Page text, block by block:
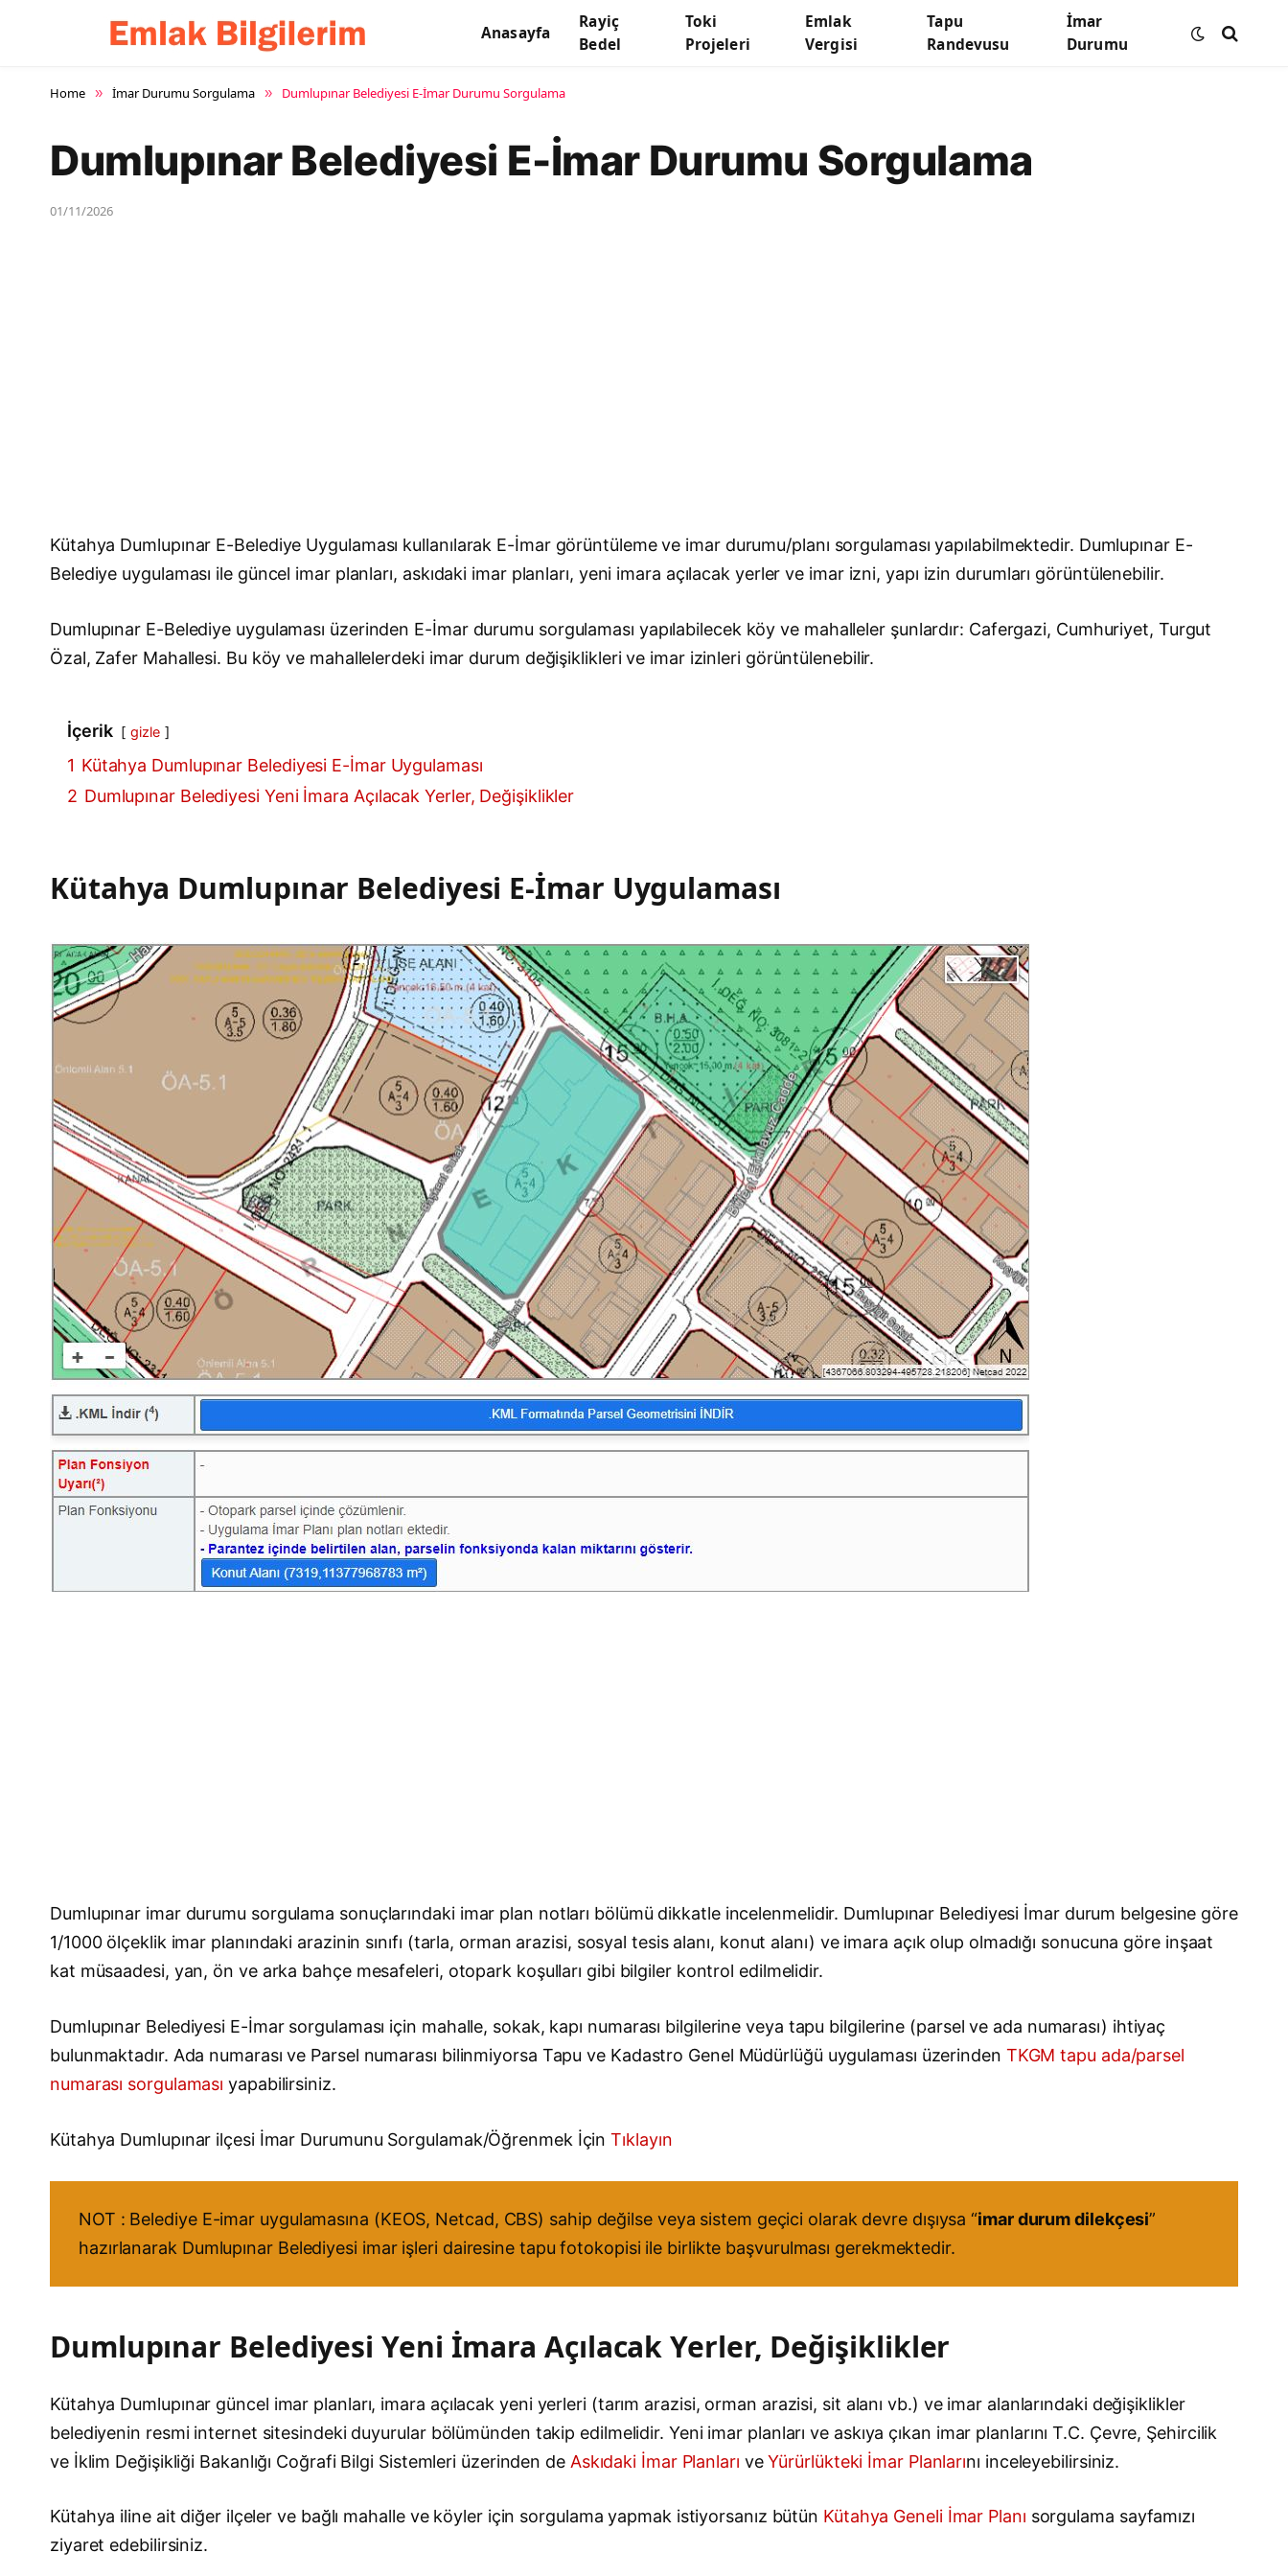
Anasayfa
Rayiç
Bedel
Toki
Projeleri
Emlak
Vergisi
Tapu
Randevusu
İmar
Durumu
Home » İmar Durumu Sorgulama » Dumlupınar Belediyesi E-İmar Durumu Sorgulama
Dumlupınar Belediyesi E-İmar Durumu Sorgulama
01/11/2026
Kütahya Dumlupınar E-Belediye Uygulaması kullanılarak E-İmar görüntüleme ve imar durumu/planı sorgulaması yapılabilmektedir. Dumlupınar E-
Belediye uygulaması ile güncel imar planları, askıdaki imar planları, yeni imara açılacak yerler ve imar izni, yapı izin durumları görüntülenebilir.
Dumlupınar E-Belediye uygulaması üzerinden E-İmar durumu sorgulaması yapılabilecek köy ve mahalleler şunlardır: Cafergazi, Cumhuriyet, Turgut
Özal, Zafer Mahallesi. Bu köy ve mahallelerdeki imar durum değişiklikleri ve imar izinleri görüntülenebilir.
İçerik gizle
1 Kütahya Dumlupınar Belediyesi E-İmar Uygulaması
2 Dumlupınar Belediyesi Yeni İmara Açılacak Yerler, Değişiklikler
Kütahya Dumlupınar Belediyesi E-İmar Uygulaması
Dumlupınar imar durumu sorgulama sonuçlarındaki imar plan notları bölümü dikkatle incelenmelidir. Dumlupınar Belediyesi İmar durum belgesine göre
1/1000 ölçeklik imar planındaki arazinin sınıfı (tarla, orman arazisi, sosyal tesis alanı, konut alanı) ve imara açık olup olmadığı sonucuna göre inşaat
kat müsaadesi, yan, ön ve arka bahçe mesafeleri, otopark koşulları gibi bilgiler kontrol edilmelidir.
Dumlupınar Belediyesi E-İmar sorgulaması için mahalle, sokak, kapı numarası bilgilerine veya tapu bilgilerine (parsel ve ada numarası) ihtiyaç
bulunmaktadır. Ada numarası ve Parsel numarası bilinmiyorsa Tapu ve Kadastro Genel Müdürlüğü uygulaması üzerinden TKGM tapu ada/parsel
numarası sorgulaması yapabilirsiniz.
Kütahya Dumlupınar ilçesi İmar Durumunu Sorgulamak/Öğrenmek İçinTıklayın
NOT : Belediye E-imar uygulamasına (KEOS, Netcad, CBS) sahip değilse veya sistem geçici olarak devre dışıysa “imar durum dilekçesi”
hazırlanarak Dumlupınar Belediyesi imar işleri dairesine tapu fotokopisi ile birlikte başvurulması gerekmektedir.
Dumlupınar Belediyesi Yeni İmara Açılacak Yerler, Değişiklikler
Kütahya Dumlupınar güncel imar planları, imara açılacak yeni yerleri (tarım arazisi, orman arazisi, sit alanı vb.) ve imar alanlarındaki değişiklikler
belediyenin resmi internet sitesindeki duyurular bölümünden takip edilmelidir. Yeni imar planları ve askıya çıkan imar planlarını T.C. Çevre, Şehircilik
ve İklim Değişikliği Bakanlığı Coğrafi Bilgi Sistemleri üzerinden de Askıdaki İmar Planları veYürürlükteki İmar Planlarını inceleyebilirsiniz.
Kütahya iline ait diğer ilçeler ve bağlı mahalle ve köyler için sorgulama yapmak istiyorsanız bütün Kütahya Geneli İmar Planı sorgulama sayfamızı
ziyaret edebilirsiniz.